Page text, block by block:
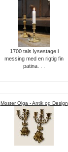
1700 tals lysestage i
messing med en rigtig fin
patina. . .
Moster Olga - Antik og Design